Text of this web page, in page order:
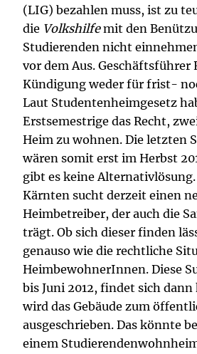
(LIG) bezahlen muss, ist zu
die Volkshilfemit den
Studierenden nicht
vor dem Aus. Geschäftsführer
Kündigung weder für frist-
Laut Studentenheimgesetz
Erstsemestrige das Recht,
Heim zu wohnen. Die letzten
wären somit erst im Herbst
gibt es keine Alternativlösung.
Kärnten sucht derzeit einen
Heimbetreiber, der auch die
trägt. Ob sich dieser finden
genauso wie die rechtliche
HeimbewohnerInnen. Diese
bis Juni 2012, findet sich
wird das Gebäude zum
ausgeschrieben. Das könnte
einem